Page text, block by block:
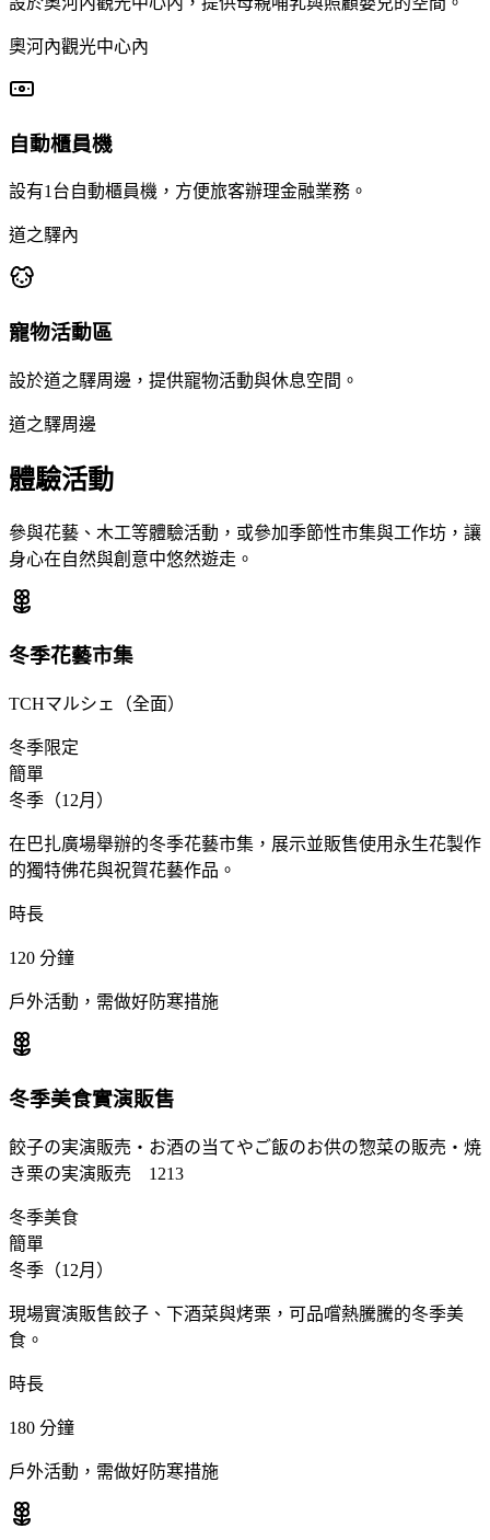
奧河內觀光中心內
自動櫃員機
設有1台自動櫃員機，方便旅客辦理金融業務。
道之驛內
寵物活動區
設於道之驛周邊，提供寵物活動與休息空間。
道之驛周邊
體驗活動
參與花藝、木工等體驗活動，或參加季節性市集與工作坊，讓
身心在自然與創意中悠然遊走。
冬季花藝市集
TCHマルシェ（全面）
冬季限定
簡單
冬季（12月）
在巴扎廣場舉辦的冬季花藝市集，展示並販售使用永生花製作
的獨特佛花與祝賀花藝作品。
時長
120 分鐘
戶外活動，需做好防寒措施
冬季美食實演販售
餃子の実演販売・お酒の当てやご飯のお供の惣菜の販売・焼
き栗の実演販売 1213
冬季美食
簡單
冬季（12月）
現場實演販售餃子、下酒菜與烤栗，可品嚐熱騰騰的冬季美
食。
時長
180 分鐘
戶外活動，需做好防寒措施